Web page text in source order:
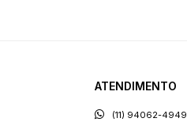
ATENDIMENTO
(11) 94062-4949